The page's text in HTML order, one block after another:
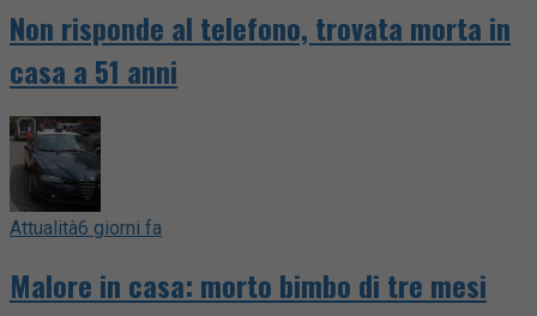
Non risponde al telefono, trovata morta in
casa a 51 anni
Attualità6 giorni fa
Malore in casa: morto bimbo di tre mesi